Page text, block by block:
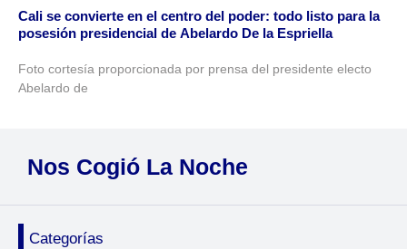
Cali se convierte en el centro del poder: todo listo para la
posesión presidencial de Abelardo De la Espriella
Foto cortesía proporcionada por prensa del presidente electo
Abelardo de
Nos Cogió La Noche
Categorías